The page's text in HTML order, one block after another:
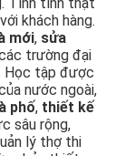
khách hàng.
mới, sửa
trường đại
Học tập được
nước ngoài,
phố, thiết kế
sâu rộng,
lý thợ thi